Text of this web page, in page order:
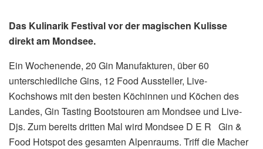
Das Kulinarik Festival vor der magischen Kulisse
direkt am Mondsee.
Ein Wochenende, 20 Gin Manufakturen, über 60
unterschiedliche Gins, 12 Food Aussteller, Live-
Kochshows mit den besten Köchinnen und Köchen des
Landes, Gin Tasting Bootstouren am Mondsee und Live-
Djs. Zum bereits dritten Mal wird Mondsee D E R Gin &
Food Hotspot des gesamten Alpenraums. Triff die Macher